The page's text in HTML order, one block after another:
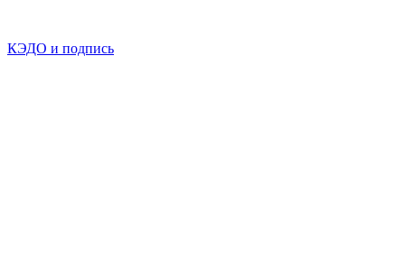
КЭДО и подпись